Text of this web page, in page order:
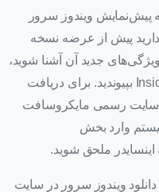
پیش‌نمایش ویندوز سرور
دارید پیش از عرضه نسخه
جدید آن آشنا شوید،
لازم است ابتدا به برنامه Insider Microsoft بپیوندید. برای دریافت
سایت رسمی مایکروسافت
وارد بخش
ملحق شوید.
ویندوز سرور در سایت